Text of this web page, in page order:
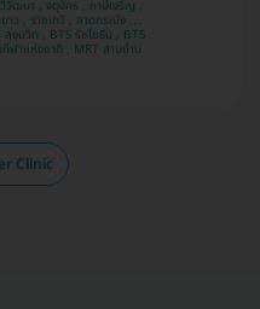
อ่อนนุช , BTS บางนา , BTS อุดมสุข , BTS สนามกีฬาแห่งชาติ , MRT สามย่าน
Clinic